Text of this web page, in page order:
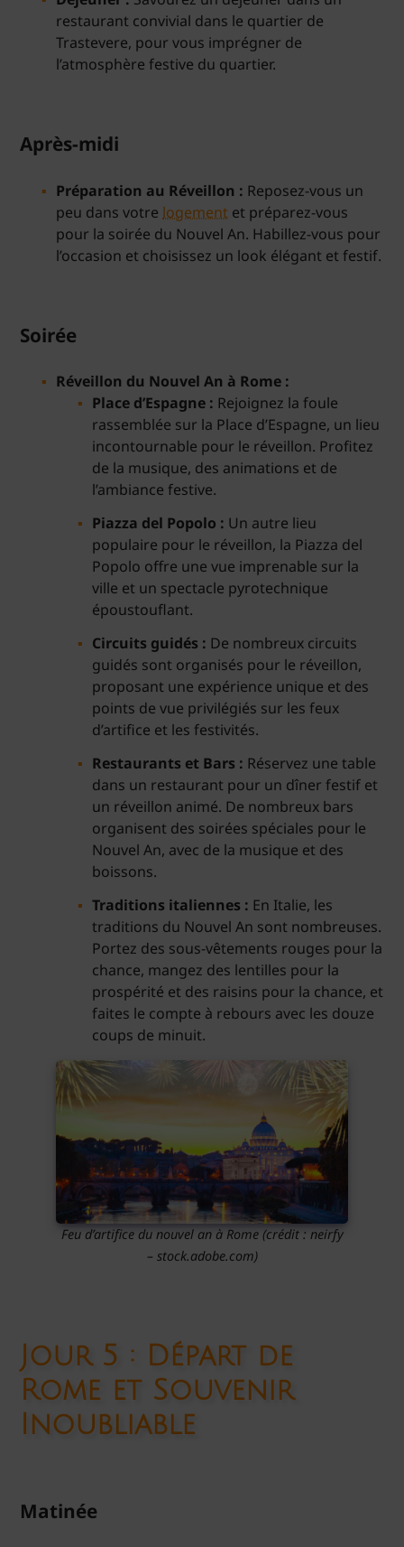
restaurant convivial dans le quartier de
Trastevere, pour vous imprégner de
l’atmosphère festive du quartier.
Après-midi
Préparation au Réveillon : Reposez-vous un
peu dans votre logement et préparez-vous
pour la soirée du Nouvel An. Habillez-vous pour
l’occasion et choisissez un look élégant et festif.
Soirée
Réveillon du Nouvel An à Rome :
Place d’Espagne : Rejoignez la foule
rassemblée sur la Place d’Espagne, un lieu
incontournable pour le réveillon. Profitez
de la musique, des animations et de
l’ambiance festive.
Piazza del Popolo : Un autre lieu
populaire pour le réveillon, la Piazza del
Popolo offre une vue imprenable sur la
ville et un spectacle pyrotechnique
époustouflant.
Circuits guidés : De nombreux circuits
guidés sont organisés pour le réveillon,
proposant une expérience unique et des
points de vue privilégiés sur les feux
d’artifice et les festivités.
Restaurants et Bars : Réservez une table
dans un restaurant pour un dîner festif et
un réveillon animé. De nombreux bars
organisent des soirées spéciales pour le
Nouvel An, avec de la musique et des
boissons.
Traditions italiennes : En Italie, les
traditions du Nouvel An sont nombreuses.
Portez des sous-vêtements rouges pour la
chance, mangez des lentilles pour la
prospérité et des raisins pour la chance, et
faites le compte à rebours avec les douze
coups de minuit.
Feu d’artifice du nouvel an à Rome (crédit : neirfy
– stock.adobe.com)
Jour 5 : Départ de
Rome et Souvenir
Inoubliable
Matinée